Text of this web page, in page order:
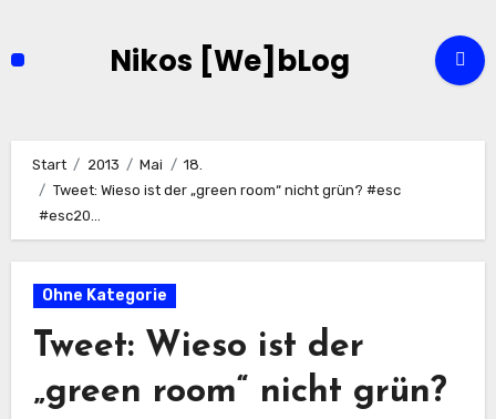
Nikos [We]bLog
Start 2013 Mai
18.
Tweet: Wieso ist der „green room“ nicht grün? #esc
#esc20…
Ohne Kategorie
Tweet: Wieso ist der
„green room“ nicht grün?